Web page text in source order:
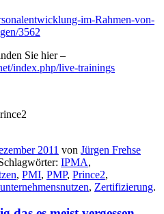
im-Rahmen-von-
3562
Sie hier –
index.php/live-trainings
2011 von Jürgen Frehse
IPMA,
, PMI, PMP, Prince2,
unternehmensnutzen, Zertifizierung.